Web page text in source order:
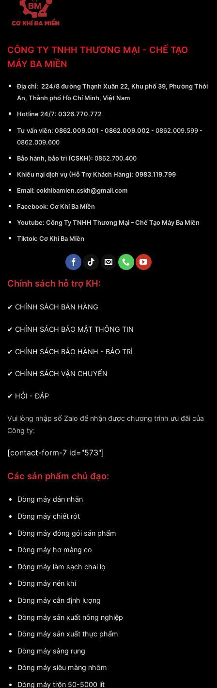
CÔNG TY TNHH THƯƠNG MẠI - CHẾ TẠO
MÁY BA MIỀN
Địa chỉ: 224/8 đường Thạnh Xuân 22, Khu phố 39, Phường Thới
An, Thành phố Hồ Chí Minh, Việt Nam
Hotline 24/7: 0326.770.772
Tư vấn viên: 0862.009.001 - 0862.009.002 - 0862.009.599 -
0862.009.600
Bảo hành, bảo trì (CSKH): 0862.700.400
Khiếu nại dịch vụ (Hỗ Trợ Khách Hàng): 0983.119.799
Email: cokhibamien.cskh@gmail.com
Facebook: Cơ Khí Ba Miền
Youtube: Công Ty TNHH Thương Mại – Chế Tạo Máy Ba Miền
Tiktok: Cơ Khí Ba Miền
Chính sách hỗ trợ KH:
✔ CHÍNH SÁCH BÁN HÀNG
✔ CHÍNH SÁCH BẢO MẬT THÔNG TIN
✔ CHÍNH SÁCH BẢO HÀNH - BẢO TRÌ
✔ CHÍNH SÁCH VẬN CHUYỂN
✔ HỎI - ĐÁP
Vui lòng nhập số Zalo để nhận được chương trình ưu đãi của
Công ty:
[contact-form-7 id="573"]
Các sản phẩm chủ đạo:
Dòng máy dán nhãn
Dòng máy chiết rót
Dòng máy đóng gói sản phẩm
Dòng máy hơ màng co
Dòng máy làm sạch chai lọ
Dòng máy nén khí
Dòng máy cân định lượng
Dòng máy sản xuất nông nghiệp
Dòng máy sản xuất thực phẩm
Dòng máy sàng rung
Dòng máy siêu màng nhôm
Dòng máy trộn 50-5000 lít